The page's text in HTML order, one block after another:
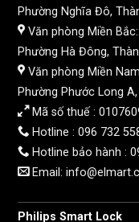
Phường Nghĩa Đô,
Văn phòng Miền
Phường Hà Đông,
Văn phòng Miền
Phường Phước Long
Mã số thuế :
Hotline : 096 732
Hotline bảo hành :
Email:
Philips Smart Lock